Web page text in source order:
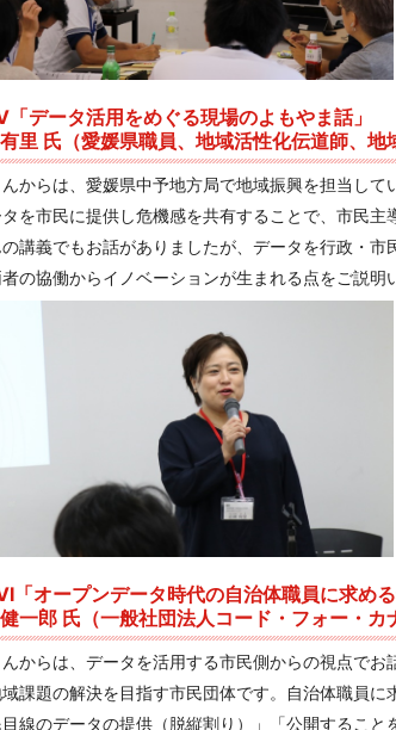
「データ活用をめぐる現場のよもやま話」
里 氏（愛媛県職員、地域活性化伝道師、地
からは、愛媛県中予地方局で地域振興を担当し
を市民に提供し危機感を共有することで、市民
講義でもお話がありましたが、データを行政・
の協働からイノベーションが生まれる点をご説明
「オープンデータ時代の自治体職員に求め
一郎 氏（一般社団法人コード・フォー・カ
からは、データを活用する市民側からの視点で
域課題の解決を目指す市民団体です。自治体職員
目線のデータの提供（脱縦割り）」「公開するこ